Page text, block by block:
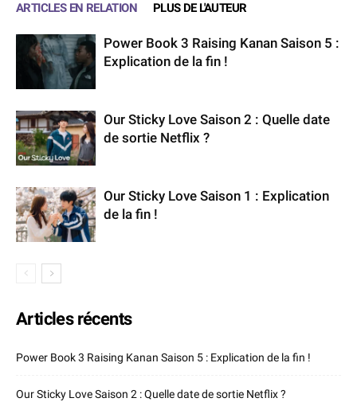
ARTICLES EN RELATION PLUS DE L'AUTEUR
Power Book 3 Raising Kanan Saison 5 :
Explication de la fin !
Our Sticky Love Saison 2 : Quelle date
de sortie Netflix ?
Our Sticky Love Saison 1 : Explication
de la fin !
Articles récents
Power Book 3 Raising Kanan Saison 5 : Explication de la fin !
Our Sticky Love Saison 2 : Quelle date de sortie Netflix ?